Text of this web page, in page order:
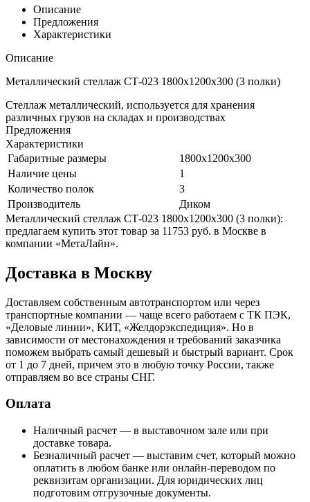
Описание
Предложения
Характеристики
Описание
Металлический стеллаж СТ-023 1800x1200x300 (3 полки)
Стеллаж металлический, используется для хранения
различных грузов на складах и производствах
Предложения
Характеристики
Габаритные размеры
1800x1200x300
Наличие цены
1
Количество полок
3
Производитель
Диком
Металлический стеллаж СТ-023 1800x1200x300 (3 полки):
предлагаем купить этот товар за 11753 руб. в Москве в
компании «МетаЛайн».
Доставка в Москву
Доставляем собственным автотранспортом или через
транспортные компании — чаще всего работаем с ТК ПЭК,
«Деловые линии», КИТ, «Желдорэкспедиция». Но в
зависимости от местонахождения и требований заказчика
поможем выбрать самый дешевый и быстрый вариант. Срок
от 1 до 7 дней, причем это в любую точку России, также
отправляем во все страны СНГ.
Оплата
Наличный расчет — в выставочном зале или при
доставке товара.
Безналичный расчет — выставим счет, который можно
оплатить в любом банке или онлайн-переводом по
реквизитам организации. Для юридических лиц
подготовим отгрузочные документы.